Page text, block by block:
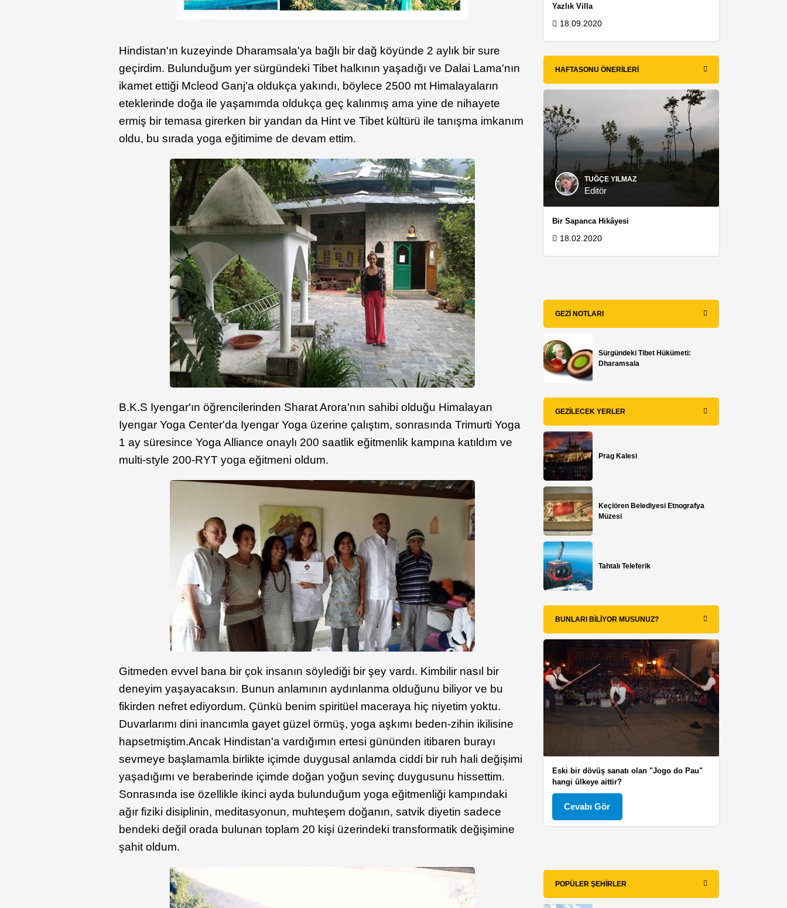
Hindistan'ın kuzeyinde Dharamsala'ya bağlı bir dağ köyünde 2 aylık bir sure
geçirdim. Bulunduğum yer sürgündeki Tibet halkının yaşadığı ve Dalai Lama'nın
ikamet ettiği Mcleod Ganj'a oldukça yakındı, böylece 2500 mt Himalayaların
eteklerinde doğa ile yaşamımda oldukça geç kalınmış ama yine de nihayete
ermiş bir temasa girerken bir yandan da Hint ve Tibet kültürü ile tanışma imkanım
oldu, bu sırada yoga eğitimime de devam ettim.
B.K.S Iyengar'ın öğrencilerinden Sharat Arora'nın sahibi olduğu Himalayan
Iyengar Yoga Center'da Iyengar Yoga üzerine çalıştım, sonrasında Trimurti Yoga
1 ay süresince Yoga Alliance onaylı 200 saatlik eğitmenlik kampına katıldım ve
multi-style 200-RYT yoga eğitmeni oldum.
Gitmeden evvel bana bir çok insanın söylediği bir şey vardı. Kimbilir nasıl bir
deneyim yaşayacaksın. Bunun anlamının aydınlanma olduğunu biliyor ve bu
fikirden nefret ediyordum. Çünkü benim spiritüel maceraya hiç niyetim yoktu.
Duvarlarımı dini inancımla gayet güzel örmüş, yoga aşkımı beden-zihin ikilisine
hapsetmiştim.Ancak Hindistan'a vardığımın ertesi gününden itibaren burayı
sevmeye başlamamla birlikte içimde duygusal anlamda ciddi bir ruh hali değişimi
yaşadığımı ve beraberinde içimde doğan yoğun sevinç duygusunu hissettim.
Sonrasında ise özellikle ikinci ayda bulunduğum yoga eğitmenliği kampındaki
ağır fiziki disiplinin, meditasyonun, muhteşem doğanın, satvik diyetin sadece
bendeki değil orada bulunan toplam 20 kişi üzerindeki transformatik değişimine
şahit oldum.
Yazlık Villa
18.09.2020
HAFTASONU ÖNERILERI
TUĞÇE YILMAZ
Editör
Bir Sapanca Hikâyesi
18.02.2020
GEZI NOTLARI
Sürgündeki Tibet Hükümeti:
Dharamsala
GEZILECEK YERLER
Prag Kalesi
Keçiören Belediyesi Etnografya
Müzesi
Tahtalı Teleferik
BUNLARI BILIYOR MUSUNUZ?
Eski bir dövüş sanatı olan "Jogo do Pau"
hangi ülkeye aittir?
Cevabı Gör
POPÜLER ŞEHIRLER